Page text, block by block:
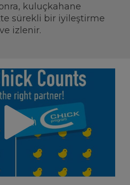
kuluçkahane
sürekli bir iyileştirme
izlenir.